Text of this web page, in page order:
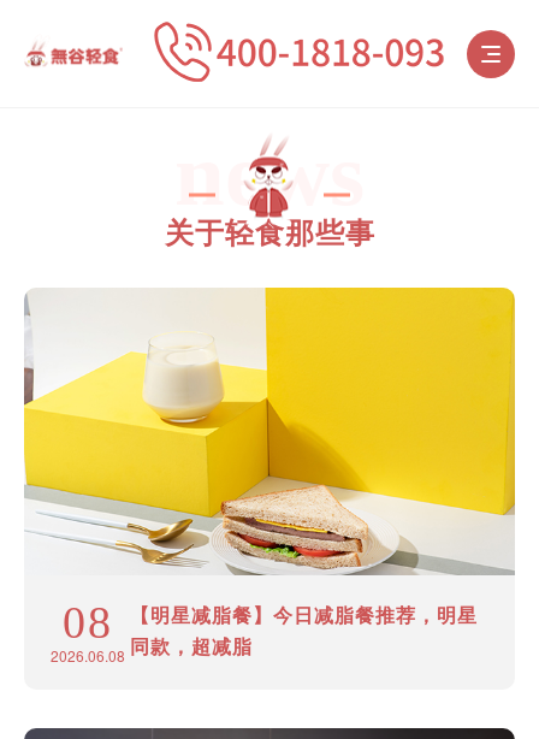
news
关于轻食那些事
08
2026.06.08
【明星减脂餐】今日减脂餐推荐，明星
同款，超减脂